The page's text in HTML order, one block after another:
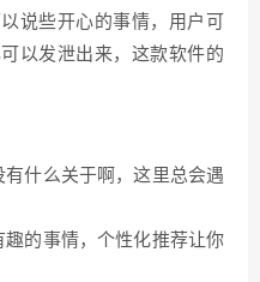
说些开心的事情，用户可
以发泄出来，这款软件的
什么关于啊，这里总会遇
的事情，个性化推荐让你